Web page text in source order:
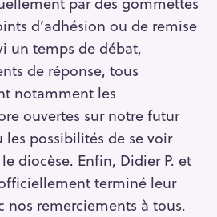
d’adhésion ou de remise
un temps de débat,
de réponse, tous
notamment les
ouvertes sur notre futur
possibilités de se voir
diocèse. Enfin, Didier P. et
terminé leur
nos remerciements à tous.